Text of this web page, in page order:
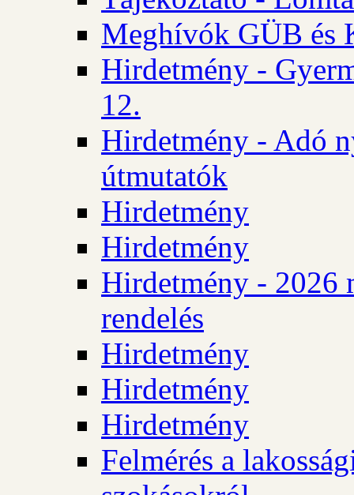
Meghívók GÜB és
Hirdetmény -
12.
Hirdetmény - Adó
útmutatók
Hirdetmény
Hirdetmény
Hirdetmény - 2026
rendelés
Hirdetmény
Hirdetmény
Hirdetmény
Felmérés a